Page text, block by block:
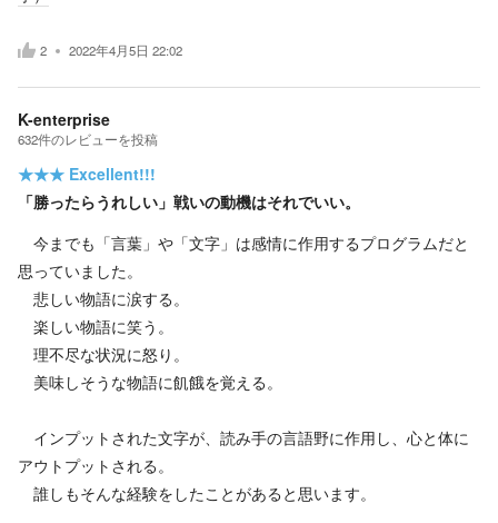
2 2022年4月5日 22:02
K-enterprise
632件のレビューを投稿
★★★ Excellent!!!
「勝ったらうれしい」戦いの動機はそれでいい。
今までも「言葉」や「文字」は感情に作用するプログラムだと
思っていました。
悲しい物語に涙する。
楽しい物語に笑う。
理不尽な状況に怒り。
美味しそうな物語に飢餓を覚える。
インプットされた文字が、読み手の言語野に作用し、心と体に
アウトプットされる。
誰しもそんな経験をしたことがあると思います。